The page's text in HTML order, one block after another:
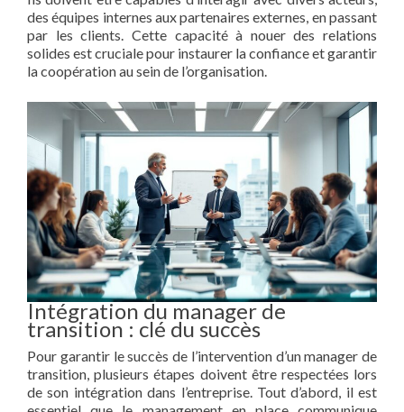
des équipes internes aux partenaires externes, en passant
par les clients. Cette capacité à nouer des relations
solides est cruciale pour instaurer la confiance et garantir
la coopération au sein de l’organisation.
Intégration du manager de
transition : clé du succès
Pour garantir le succès de l’intervention d’un manager de
transition, plusieurs étapes doivent être respectées lors
de son intégration dans l’entreprise. Tout d’abord, il est